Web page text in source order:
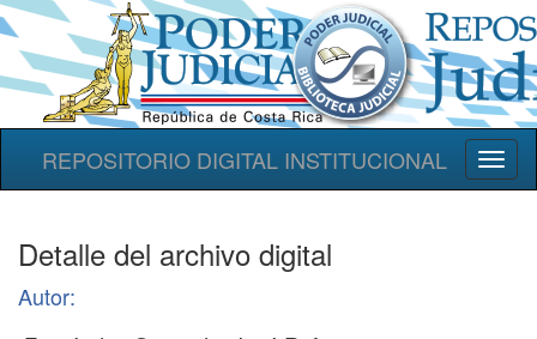
REPOSITORIO DIGITAL INSTITUCIONAL
Detalle del archivo digital
Autor: